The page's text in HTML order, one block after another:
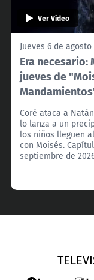
Ver Video
Jueves 6 de
Era
jueves de
Coré ataca a
lo lanza a un
los niños lleguen
con Moisés.
septiembre de